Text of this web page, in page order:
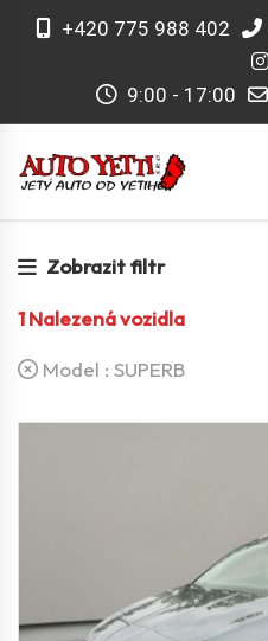
+420 775 988 402
9:00 - 17:00
Zobrazit filtr
1Nalezená vozidla
Model : SUPERB